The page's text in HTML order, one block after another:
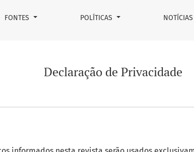
FONTES POLÍTICAS NOTÍCIAS
Declaração de Privacidade